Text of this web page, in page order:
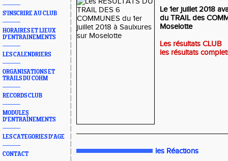
S'INSCRIRE AU CLUB
HORAIRES ET LIEUX
D'ENTRAINEMENTS
LES CALENDRIERS
ORGANISATIONS ET
TRAILS DU COHM
RECORDS CLUB
MODULES
D'ENTRAÎNEMENTS
LES CATEGORIES D'AGE
CONTACT
Le 1er juillet 2018
du TRAIL des
Moselotte
Les résultats CLUB
les résultats
les Réactions